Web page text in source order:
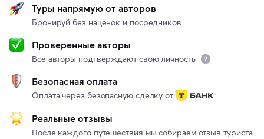
Туры напрямую от авторов
Бронируй без наценок и посредников
Проверенные авторы
Все авторы подтверждают свою личность
Безопасная оплата
Оплата через безопасную сделку от
Реальные отзывы
После каждого путешествия мы собираем отзыв туриста